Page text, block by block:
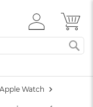
ZALOGUJ
SIĘ
Watch